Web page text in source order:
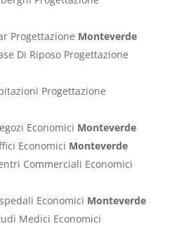
Progettazione Monteverde
Di Riposo Progettazione
Progettazione
Economici Monteverde
Economici Monteverde
Commerciali Economici
Economici Monteverde
Medici Economici